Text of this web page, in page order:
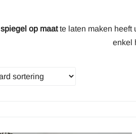
spiegel op maatte laten maken heeft
enkel